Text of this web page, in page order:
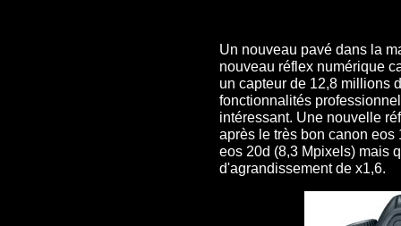
Un nouveau pavé dans la
nouveau réflex numérique
un capteur de 12,8 millions
fonctionnalités
intéressant. Une nouvelle
après le très bon canon
eos 20d (8,3 Mpixels) mais
d'agrandissement de x1,6.